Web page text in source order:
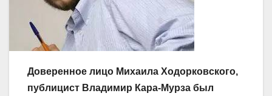
Доверенное лицо Михаила Ходорковского,
публицист Владимир Кара-Мурза был